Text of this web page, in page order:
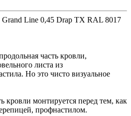
Grand Line 0,45 Drap ТХ RAL 8017
часть кровли,
листа из
Но это чисто визуальное
кровли монтируется перед тем, как
профнастилом.